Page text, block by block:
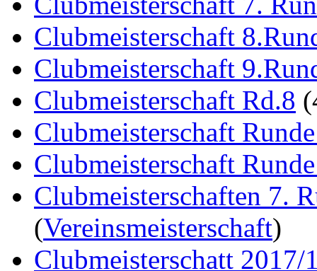
Clubmeisterschaft
Clubmeisterschaft
Clubmeisterschaft Rd.8
Clubmeisterschaft
Clubmeisterschaft
Clubmeisterschaften 7.
(Vereinsmeisterschaft)
Clubmeisterschatt 2017/